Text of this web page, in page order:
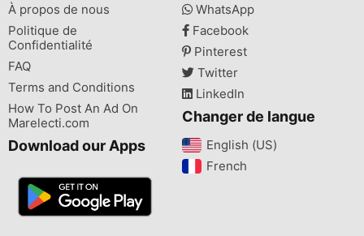
À propos de nous
Politique de
Confidentialité
FAQ
Terms and Conditions
How To Post An Ad On
Marelecti.com
Download our Apps
WhatsApp
Facebook
Pinterest
Twitter
LinkedIn
Changer de langue
English (US)‎
French‎